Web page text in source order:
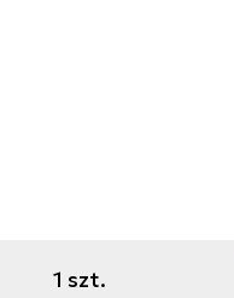
1 szt.